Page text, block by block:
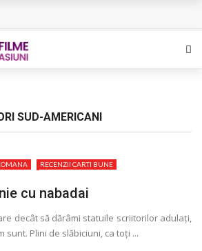
din Pristina
Franz K. – Justitiarii literaturii
SUD-AMERICANI
RECENZII CARTI BUNE
cu nabadai
decât să dărâmi statuile scriitorilor adulaţi,
sunt. Plini de slăbiciuni, ca toţi ...